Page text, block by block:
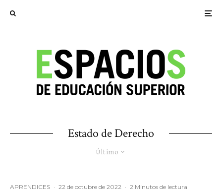
Estado de Derecho
Último
APRENDICES · 22 de octubre de 2022 · 2 Minutos de lectura